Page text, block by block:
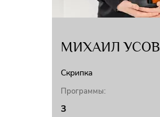
МИХАИЛ УСОВ
Скрипка
Программы:
3